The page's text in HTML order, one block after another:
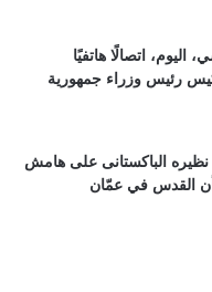
اتصالًا هاتفيًا
رئيس وزراء جمهورية
نظيره الباكستانى على هامش
القدس في عمّان